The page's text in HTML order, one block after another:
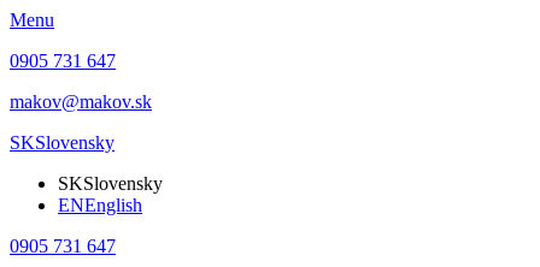
Menu
0905 731 647
makov@makov.sk
SKSlovensky
SKSlovensky
ENEnglish
0905 731 647